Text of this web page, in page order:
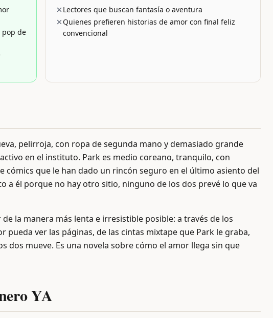
pop de
Lectores que buscan fantasía o aventura
Quienes prefieren historias de amor con final feliz
convencional
pelirroja, con ropa de segunda mano y demasiado grande
en el instituto. Park es medio coreano, tranquilo, con
cómics que le han dado un rincón seguro en el último asiento del
a él porque no hay otro sitio, ninguno de los dos prevé lo que va
la manera más lenta e irresistible posible: a través de los
pueda ver las páginas, de las cintas mixtape que Park le graba,
dos mueve. Es una novela sobre cómo el amor llega sin que
YA